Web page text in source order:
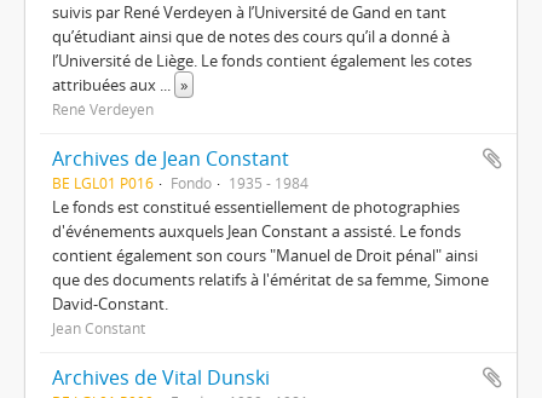
suivis par René Verdeyen à l’Université de Gand en tant
qu’étudiant ainsi que de notes des cours qu’il a donné à
l’Université de Liège. Le fonds contient également les cotes
attribuées aux ... »
René Verdeyen
Archives de Jean Constant
BE LGL01 P016 Fondo 1935 - 1984
Le fonds est constitué essentiellement de photographies
d'événements auxquels Jean Constant a assisté. Le fonds
contient également son cours "Manuel de Droit pénal" ainsi
que des documents relatifs à l'éméritat de sa femme, Simone
David-Constant.
Jean Constant
Archives de Vital Dunski